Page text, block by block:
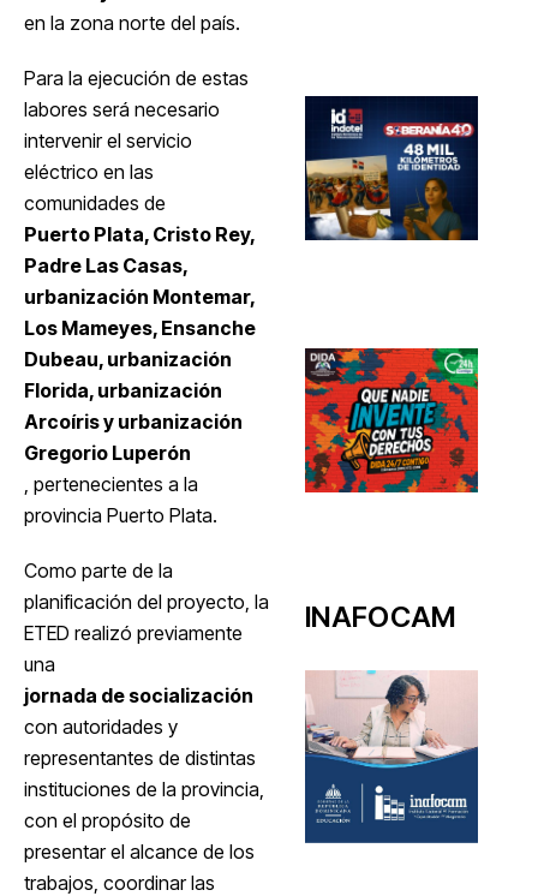
en la zona norte del país.
Para la ejecución de estas
labores será necesario
intervenir el servicio
eléctrico en las
comunidades de
Puerto Plata, Cristo Rey,
Padre Las Casas,
urbanización Montemar,
Los Mameyes, Ensanche
Dubeau, urbanización
Florida, urbanización
Arcoíris y urbanización
Gregorio Luperón
, pertenecientes a la
provincia Puerto Plata.
Como parte de la
planificación del proyecto, la
ETED realizó previamente
una
jornada de socialización
con autoridades y
representantes de distintas
instituciones de la provincia,
con el propósito de
presentar el alcance de los
trabajos, coordinar las
INAFOCAM